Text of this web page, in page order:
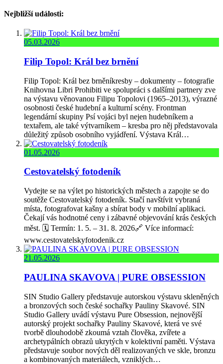
Nejbližší události:
05.03.2026
Filip Topol: Král bez brnění
Filip Topol: Král bez brněníkresby – dokumenty – fotografie
Knihovna Libri Prohibiti ve spolupráci s dalšími partnery zve
na výstavu věnovanou Filipu Topolovi (1965–2013), výrazné
osobnosti české hudební a kulturní scény. Frontman
legendární skupiny Psí vojáci byl nejen hudebníkem a
textařem, ale také výtvarníkem – kresba pro něj představovala
důležitý způsob osobního vyjádření. Výstava Král…
01.05.2026
Cestovatelský fotodeník
Vydejte se na výlet po historických městech a zapojte se do
soutěže Cestovatelský fotodeník. Stačí navštívit vybraná
místa, fotografovat kašny a sbírat body v mobilní aplikaci.
Čekají vás hodnotné ceny i zábavné objevování krás českých
měst. 🗓️ Termín: 1. 5. – 31. 8. 2026🔗 Více informací:
www.cestovatelskyfotodenik.cz
21.05.2026
PAULINA SKAVOVA | PURE OBSESSION
SIN Studio Gallery představuje autorskou výstavu skleněných
a bronzových soch české sochařky Pauliny Skavové. SIN
Studio Gallery uvádí výstavu Pure Obsession, nejnovější
autorský projekt sochařky Pauliny Skavové, která ve své
tvorbě dlouhodobě zkoumá vztah člověka, zvířete a
archetypálních obrazů ukrytých v kolektivní paměti. Výstava
představuje soubor nových děl realizovaných ve skle, bronzu
a kombinovaných materiálech, vzniklých…